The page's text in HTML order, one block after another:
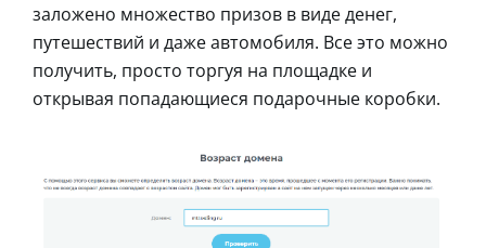
заложено множество призов в виде денег,
путешествий и даже автомобиля. Все это можно
получить, просто торгуя на площадке и
открывая попадающиеся подарочные коробки.